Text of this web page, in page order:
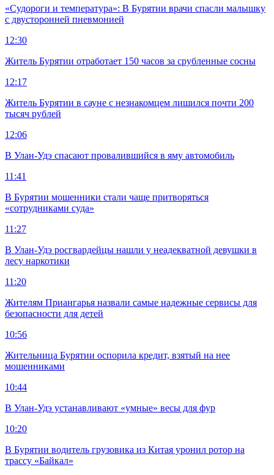
«Судороги и температура»: В Бурятии врачи спасли малышку
с двусторонней пневмонией
12:30
Житель Бурятии отработает 150 часов за срубленные сосны
12:17
Житель Бурятии в сауне с незнакомцем лишился почти 200
тысяч рублей
12:06
В Улан-Удэ спасают провалившийся в яму автомобиль
11:41
В Бурятии мошенники стали чаще притворяться
«сотрудниками суда»
11:27
В Улан-Удэ росгвардейцы нашли у неадекватной девушки в
лесу наркотики
11:20
Жителям Приангарья назвали самые надежные сервисы для
безопасности для детей
10:56
Жительница Бурятии оспорила кредит, взятый на нее
мошенниками
10:44
В Улан-Удэ устанавливают «умные» весы для фур
10:20
В Бурятии водитель грузовика из Китая уронил ротор на
трассу «Байкал»